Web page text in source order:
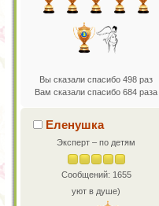
Вы сказали спасибо 498 раз
Вам сказали спасибо 684 раза
Еленушка
Эксперт – по детям
Сообщений: 1655
уют в душе)